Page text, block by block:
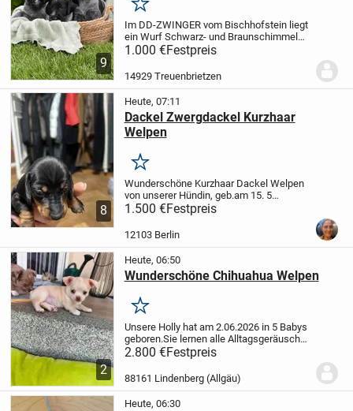
9
Merken
Im DD-ZWINGER vom Bischhofstein liegt
ein Wurf Schwarz- und Braunschimmel
Welpen.Es sind noch zwei
Schwarzschimmel Rüden
abzugeben.Mutter: Hanna vom
Bischhofstein VJP, HZP, VGP, HD-ED-OCD
frei,...
1.000 €Festpreis
14929 Treuenbrietzen
8
Heute, 07:11
Dackel Zwergdackel Kurzhaar
Welpen
Merken
Wunderschöne Kurzhaar Dackel Welpen
von unserer Hündin, geb.am 15. 5
.2026,alle 6 schwarz mit tan.beide Eltern
sind zu Hause, die Welpen können bereits
besichtig werden.
1.500 €Festpreis
12103 Berlin
2
Heute, 06:50
Wunderschöne Chihuahua Welpen
Merken
Unsere Holly hat am 2.06.2026 in 5 Babys
geboren.Sie lernen alle Alltagsgeräusche
kennen bis zum Auszug.
entwurmt,geimpft und
gechipt. Bekommen eine vollständige
Ahnentafel und ein...
2.800 €Festpreis
88161 Lindenberg (Allgäu)
Heute, 06:30